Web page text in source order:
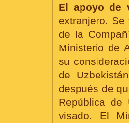
El apoyo de
extranjero.
de la
Ministerio de
su
de
después de
República de
visado. El